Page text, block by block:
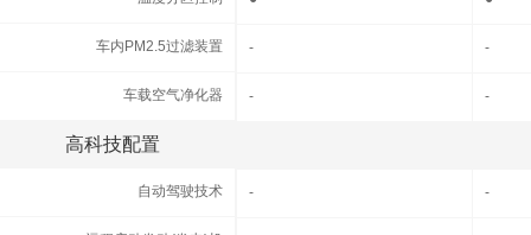
车内PM2.5过滤装置 - -
车载空气净化器 - -
高科技配置
自动驾驶技术 - -
车内PM2.5过滤装置
车载空气净化器
高科技配置
自动驾驶技术